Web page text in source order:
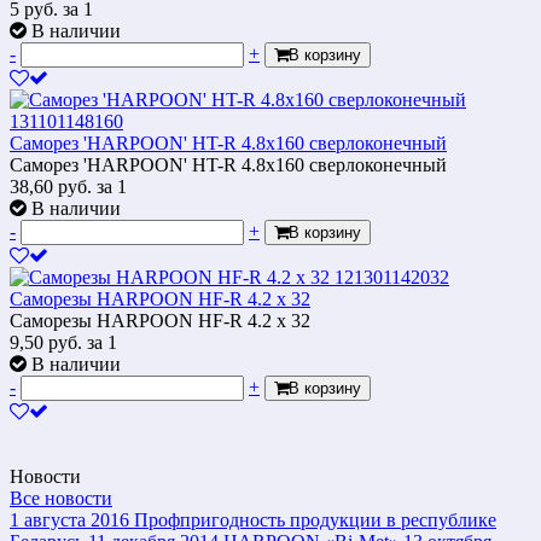
5 руб. за 1
В наличии
-
+ В корзину
Саморез 'HARPOON' HT-R 4.8x160 сверлоконечный
Саморез 'HARPOON' HT-R 4.8x160 сверлоконечный
38,60 руб. за 1
В наличии
-
+ В корзину
Саморезы HARPOON HF-R 4.2 x 32
Саморезы HARPOON HF-R 4.2 x 32
9,50 руб. за 1
В наличии
-
+ В корзину
Новости
Все новости
1 августа 2016 Профпригодность продукции в республике